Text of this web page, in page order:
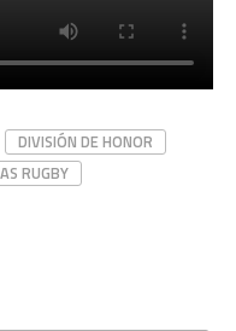
DIVISIÓN DE HONOR
RUGBY